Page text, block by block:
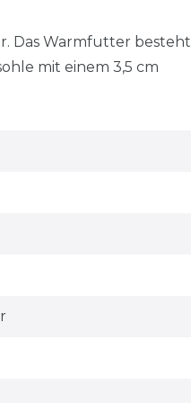
Das Warmfutter besteht
mit einem 3,5 cm